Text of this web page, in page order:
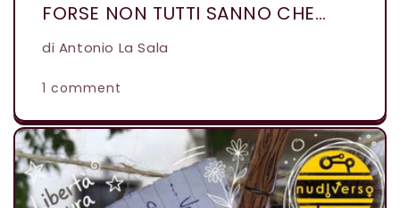
FORSE NON TUTTI SANNO CHE…
di Antonio La Sala
1 comment